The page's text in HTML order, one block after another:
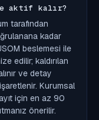
aktif kalır?
tarafından
kadar
beslemesi ile
edilir; kaldırılan
ve detay
Kurumsal
için en az 90
önerilir.